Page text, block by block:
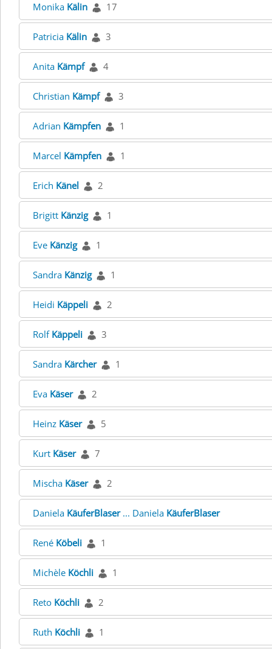
Monika Kälin 17
Patricia Kälin 3
Anita Kämpf 4
Christian Kämpf 3
Adrian Kämpfen 1
Marcel Kämpfen 1
Erich Känel 2
Brigitt Känzig 1
Eve Känzig 1
Sandra Känzig 1
Heidi Käppeli 2
Rolf Käppeli 3
Sandra Kärcher 1
Eva Käser 2
Heinz Käser 5
Kurt Käser 7
Mischa Käser 2
Daniela KäuferBlaser... Daniela KäuferBlaser
René Köbeli 1
Michèle Köchli 1
Reto Köchli 2
Ruth Köchli 1